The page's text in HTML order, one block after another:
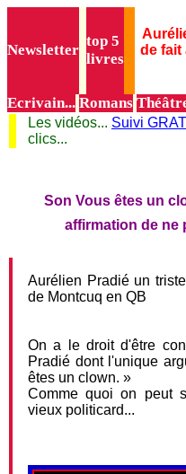
Newsletter
top 5
livres
de fait
Ecrivain... Romans
Les vidéos... Suivi
clics...
Son Vous êtes un
affirmation de ne
Aurélien Pradié un
de Montcuq en QB
On a le droit d'être
Pradié dont l'unique
êtes un clown. »
Comme quoi on peut
vieux politicard...